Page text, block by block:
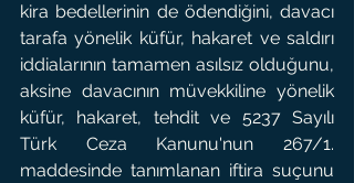
kira bedellerinin de ödendiğini, davacı
tarafa yönelik küfür, hakaret ve saldırı
iddialarının tamamen asılsız olduğunu,
aksine davacının müvekkiline yönelik
küfür, hakaret, tehdit ve 5237 Sayılı
Türk Ceza Kanunu'nun 267/1.
maddesinde tanımlanan iftira suçunu